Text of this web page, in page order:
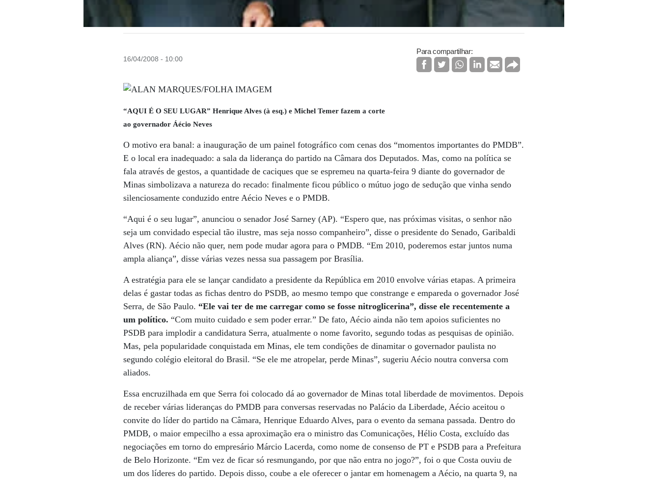
16/04/2008 - 10:00
Para compartilhar:
“AQUI É O SEU LUGAR” Henrique Alves (à esq.) e Michel Temer fazem a corte
ao governador Áécio Neves
O motivo era banal: a inauguração de um painel fotográfico com cenas dos “momentos importantes do PMDB”.
E o local era inadequado: a sala da liderança do partido na Câmara dos Deputados. Mas, como na política se
fala através de gestos, a quantidade de caciques que se espremeu na quarta-feira 9 diante do governador de
Minas simbolizava a natureza do recado: finalmente ficou público o mútuo jogo de sedução que vinha sendo
silenciosamente conduzido entre Aécio Neves e o PMDB.
“Aqui é o seu lugar”, anunciou o senador José Sarney (AP). “Espero que, nas próximas visitas, o senhor não
seja um convidado especial tão ilustre, mas seja nosso companheiro”, disse o presidente do Senado, Garibaldi
Alves (RN). Aécio não quer, nem pode mudar agora para o PMDB. “Em 2010, poderemos estar juntos numa
ampla aliança”, disse várias vezes nessa sua passagem por Brasília.
A estratégia para ele se lançar candidato a presidente da República em 2010 envolve várias etapas. A primeira
delas é gastar todas as fichas dentro do PSDB, ao mesmo tempo que constrange e empareda o governador José
Serra, de São Paulo. “Ele vai ter de me carregar como se fosse nitroglicerina”, disse ele recentemente a
um político. “Com muito cuidado e sem poder errar.” De fato, Aécio ainda não tem apoios suficientes no
PSDB para implodir a candidatura Serra, atualmente o nome favorito, segundo todas as pesquisas de opinião.
Mas, pela popularidade conquistada em Minas, ele tem condições de dinamitar o governador paulista no
segundo colégio eleitoral do Brasil. “Se ele me atropelar, perde Minas”, sugeriu Aécio noutra conversa com
aliados.
Essa encruzilhada em que Serra foi colocado dá ao governador de Minas total liberdade de movimentos. Depois
de receber várias lideranças do PMDB para conversas reservadas no Palácio da Liberdade, Aécio aceitou o
convite do líder do partido na Câmara, Henrique Eduardo Alves, para o evento da semana passada. Dentro do
PMDB, o maior empecilho a essa aproximação era o ministro das Comunicações, Hélio Costa, excluído das
negociações em torno do empresário Márcio Lacerda, como nome de consenso de PT e PSDB para a Prefeitura
de Belo Horizonte. “Em vez de ficar só resmungando, por que não entra no jogo?”, foi o que Costa ouviu de
um dos líderes do partido. Depois disso, coube a ele oferecer o jantar em homenagem a Aécio, na quarta 9, na